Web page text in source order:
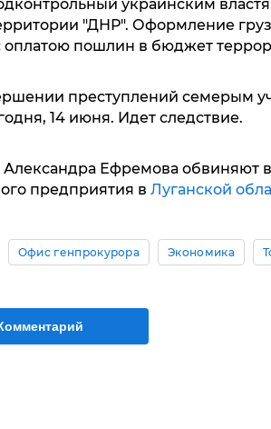
украинским
"ДНР". Оформление
пошлин в бюджет
преступлений семерым
14 июня. Идет следствие.
Александра Ефремова обвиняют
предприятия в Луганской
Офис генпрокурора Экономика